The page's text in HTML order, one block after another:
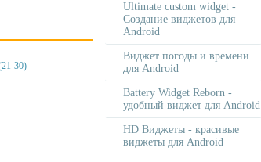
Ultimate custom widget -
Создание виджетов для
Android
Виджет погоды и времени
для Android
Battery Widget Reborn -
удобный виджет для Android
HD Виджеты - красивые
виджеты для Android